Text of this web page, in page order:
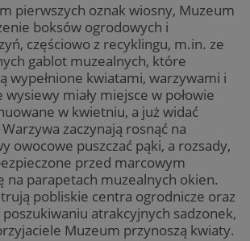
pierwszych oznak wiosny, Muzeum
boksów ogrodowych i
częściowo z recyklingu, m.in. ze
gablot muzealnych, które
wypełnione kwiatami, warzywami i
wysiewy miały miejsce w połowie
w kwietniu, a już widać
zaczynają rosnąć na
owocowe puszczać pąki, a rozsady,
przed marcowym
na parapetach muzealnych okien.
pobliskie centra ogrodnicze oraz
poszukiwaniu atrakcyjnych sadzonek,
Muzeum przynoszą kwiaty.